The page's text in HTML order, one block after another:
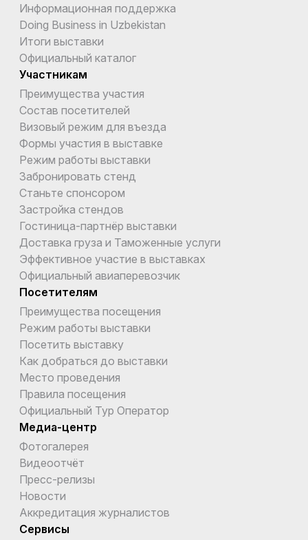
Информационная поддержка
Doing Business in Uzbekistan
Итоги выставки
Официальный каталог
Участникам
Преимущества участия
Состав посетителей
Визовый режим для въезда
Формы участия в выставке
Режим работы выставки
Забронировать стенд
Станьте спонсором
Застройка стендов
Гостиница-партнёр выставки
Доставка груза и Таможенные услуги
Эффективное участие в выставках
Официальный авиаперевозчик
Посетителям
Преимущества посещения
Режим работы выставки
Посетить выставку
Как добраться до выставки
Место проведения
Правила посещения
Официальный Тур Оператор
Медиа-центр
Фотогалерея
Видеоотчёт
Пресс-релизы
Новости
Аккредитация журналистов
Сервисы